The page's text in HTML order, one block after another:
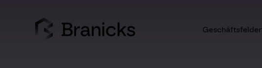
Geschäftsfelder